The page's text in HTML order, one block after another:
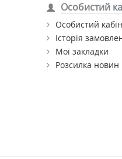
Особистий
Особистий
Історія
Мої закладки
Розсилка новин